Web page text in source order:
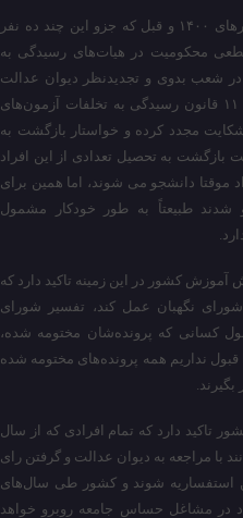
اما حالا تعدادی از داوطلبان شبهه‌دار کنکورهای ۱۴۰۰ و قبل که جزو این چند ده نفر
قطعی محکومیت در هیات‌های رسیدگی به
شعب بدوی و تجدیدنظر دیوان عدالت
اداری «با توجه به قانون استفساریه ماده ۱۱ قانون رسیدگی به تخلفات آزمون‌های
مجدد کرده و خواستار بازگشت به
دستور موقت بازگشت به تحصیل تعدادی از این افراد
موقتا دانشجو می شوند، اما همین برای
شدند طبیعتاً به طور خودکار مشمول
کشور در این زمینه تاکید دارد که
نگهبان عمل کند، تفسیر شورای
کسانی که پرونده‌شان مختومه شده،
نداریم همه پرونده‌های مختومه شده
تاکید دارد که تمام افرادی که از سال
با مراجعه به دیوان عدالت و گرفتن رای
شوند و کشور طی سال‌های
در مشاغل حساس جامعه روبرو خواهد